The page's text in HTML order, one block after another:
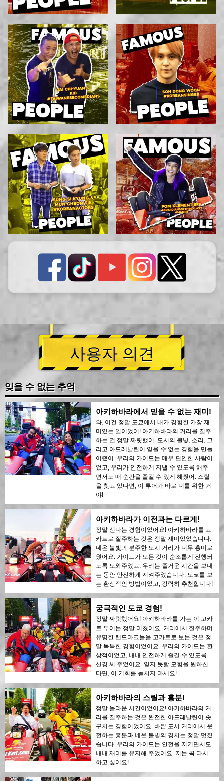
사용자 의견
잊을 수 없는 추억
아키하바라에서 믿을 수 없는 재미!
와, 이건 정말 도쿄에서 내가 경험한 가장 재
미있는 일이었어! 아키하바라의 거리를 질주
하는 건 정말 짜릿했어. 도시의 불빛, 소리, 그
리고 아드레날린이 잊을 수 없는 경험을 만들
어줬어. 우리의 가이드는 매우 편안한 사람이
었고, 우리가 안전하게 지낼 수 있도록 해주
면서도 매 순간을 즐길 수 있게 해줬어. 스릴
을 찾고 있다면, 이 투어가 바로 너를 위한 거
야!
아키하바라가 이전과는 다르게!
정말 신나는 경험이었어요! 아키하바라를 고
카트로 질주하는 것은 정말 재미있었습니다.
네온 불빛과 분주한 도시 거리가 너무 흥미로
웠어요. 가이드가 모든 것이 순조롭게 진행되
도록 도와주었고, 우리는 즐거운 시간을 보내
는 동안 안전하게 지켜주었습니다. 도쿄를 보
는 환상적인 방법이었고, 강력히 추천합니다!
궁극적인 도쿄 경험!
정말 짜릿했어요! 아키하바라를 가는 이 고카
트 투어는 정말 미쳤어요. 거리에서 질주하며
유명한 랜드마크들을 고카트로 보는 것은 정
말 독특한 경험이었어요. 우리의 가이드는 환
상적이었고, 내내 안전하게 즐길 수 있도록
신경 써 주었어요. 잊지 못할 모험을 원하신
다면, 이 기회를 놓치지 마세요!
아키하바라의 스릴과 흥분!
정말 놀라운 시간이었어요! 아키하바라의 거
리를 질주하는 것은 완전한 아드레날린이 솟
구치는 경험이었어요. 바쁜 도시 거리에서 운
전하는 흥분과 네온 불빛의 경치는 정말 멋졌
습니다. 우리의 가이드는 안전을 지키면서도
내내 재미를 유지해 주었어요. 저는 꼭 다시
하고 싶어요!